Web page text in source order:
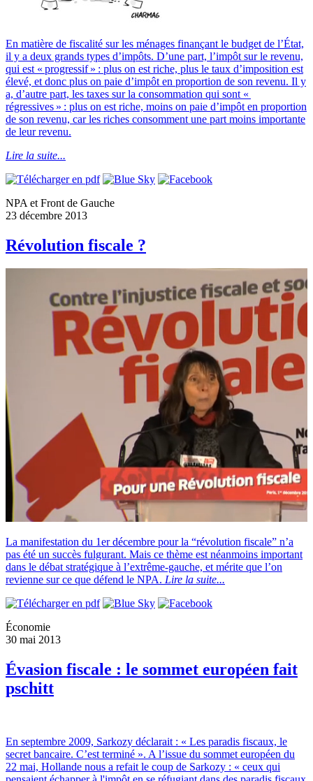
En matière de fiscalité sur les ménages finançant le budget de l’État,
il y a deux grands types d’impôts. D’une part, l’impôt sur le revenu,
qui est « progressif » : plus on est riche, plus le taux d’imposition est
élevé, et donc plus on paie d’impôt en proportion de son revenu. Il y
a, d’autre part, les taxes sur la consommation qui sont «
régressives » : plus on est riche, moins on paie d’impôt en proportion
de son revenu, car les riches consomment une part moins importante
de leur revenu.
Lire la suite...
NPA et Front de Gauche
23 décembre 2013
Révolution fiscale ?
La manifestation du 1er décembre pour la “révolution fiscale” n’a
pas été un succès fulgurant. Mais ce thème est néanmoins important
dans le débat stratégique à l’extrême-gauche, et mérite que l’on
revienne sur ce que défend le NPA. Lire la suite...
Économie
30 mai 2013
Évasion fiscale : le sommet européen fait
pschitt
En septembre 2009, Sarkozy déclarait : « Les paradis fiscaux, le
secret bancaire. C’est terminé ». A l’issue du sommet européen du
22 mai, Hollande nous a refait le coup de Sarkozy : « ceux qui